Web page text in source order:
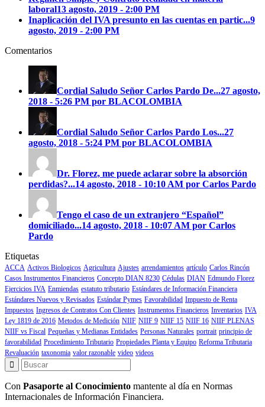
laboral13 agosto, 2019 - 2:00 PM
Inaplicación del IVA presunto en las cuentas en partic...9
agosto, 2019 - 2:00 PM
Comentarios
Cordial Saludo Señor Carlos Pardo De...27 agosto,
2018 - 5:26 PM por BLACOLOMBIA
Cordial Saludo Señor Carlos Pardo Los...27
agosto, 2018 - 5:24 PM por BLACOLOMBIA
Dr. Florez, me puede aclarar sobre la absorción
perdidas?...14 agosto, 2018 - 10:10 AM por Carlos Pardo
Tengo el caso de un extranjero “Español”
domiciliado...14 agosto, 2018 - 10:07 AM por Carlos
Pardo
Etiquetas
ACCA Activos Biologicos Agricultura Ajustes arrendamientos artículo Carlos Rincón
Casos Instrumentos Financieros Concepto DIAN 8230 Cédulas DIAN Edmundo Florez
Ejercicios IVA Enmiendas estatuto tributario Estándares de Información Financiera
Estándares Nuevos y Revisados Estándar Pymes Favorabilidad Impuesto de Renta
Impuestos Ingresos de Contratos Con Clientes Instrumentos Financieros Inventarios IVA
Ley 1819 de 2016 Metodos de Medición NIIF NIIF 9 NIIF 15 NIIF 16 NIIF PLENAS
NIIF vs Fiscal Pequeñas y Medianas Entidades Personas Naturales portrait principio de
favorabilidad Procedimiento Tributario Propiedades Planta y Equipo Reforma Tributaria
Revaluación taxonomia valor razonable video videos
Con Pasaporte al Conocimiento mantente al día en Normas
Internacionales de Información Financiera.